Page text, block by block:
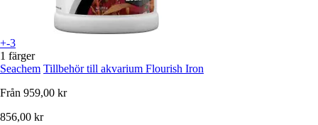
+-3
1 färger
Seachem Tillbehör till akvarium Flourish Iron
Från 959,00 kr
856,00 kr